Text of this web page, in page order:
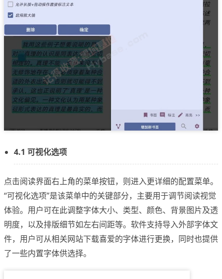
4.1 可视化选项
点击阅读界面右上角的菜单按钮，则进入更详细的配置菜单。
“可视化选项”是该菜单中的关键部分，主要用于调节阅读视觉
体验。用户可在此调整字体大小、类型、颜色、背景图片及透
明度，以及排版细节如左右间距等。软件支持导入外部字体文
件，用户可从相关网站下载喜爱的字体进行更换，同时也提供
了一些内置字体供选择。